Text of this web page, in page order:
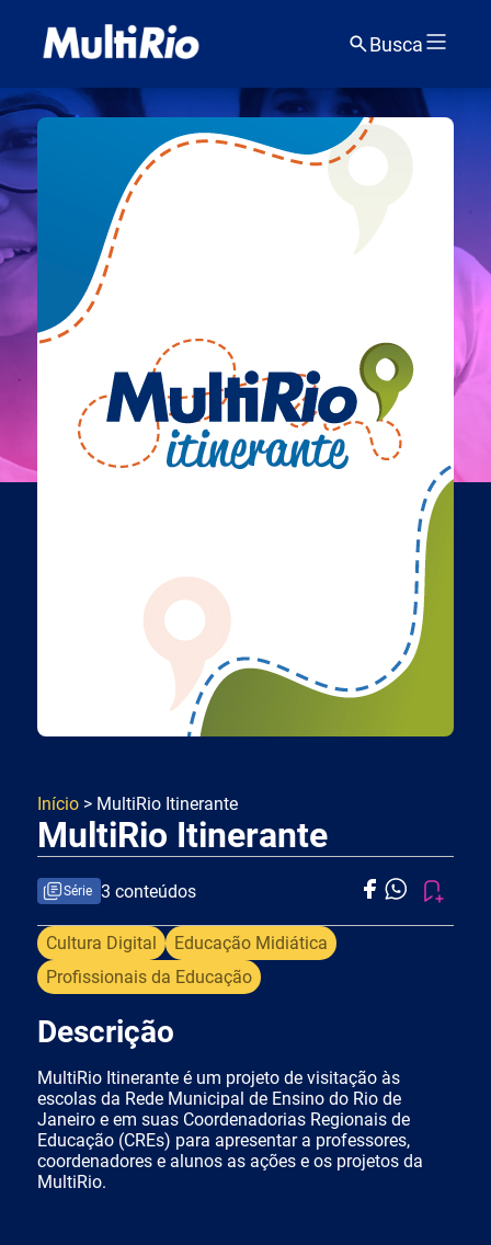
Busca
Início > MultiRio Itinerante
MultiRio Itinerante
Série 3 conteúdos
Cultura Digital
Educação Midiática
Profissionais da Educação
Descrição
MultiRio Itinerante é um projeto de visitação às
escolas da Rede Municipal de Ensino do Rio de
Janeiro e em suas Coordenadorias Regionais de
Educação (CREs) para apresentar a professores,
coordenadores e alunos as ações e os projetos da
MultiRio.